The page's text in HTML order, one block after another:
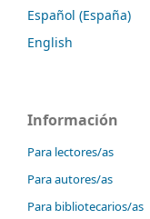
Español (España)
English
Información
Para lectores/as
Para autores/as
Para bibliotecarios/as